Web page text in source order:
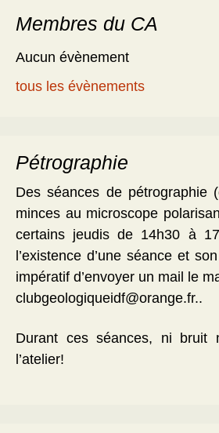
Membres du CA
Aucun évènement
tous les évènements
Pétrographie
Des séances de pétrographie
minces au microscope
certains jeudis de 14h30 à
l’existence d’une séance et
impératif d’envoyer un mail le
clubgeologiqueidf@orange.fr..
Durant ces séances, ni bruit
l’atelier!